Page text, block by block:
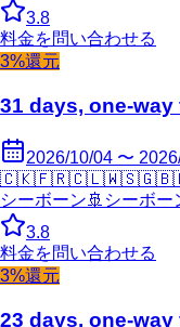
3.8
料金を問い合わせる
3%還元
31 days, one-
2026/10/04 〜
🇨🇰🇫🇷🇨🇱🇼🇸🇬🇧
シーボーン 🚢 シーボー
3.8
料金を問い合わせる
3%還元
23 days, one-